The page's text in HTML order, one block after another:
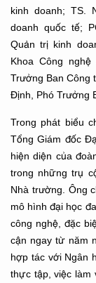
kinh doanh; TS.
doanh quốc tế;
Quản trị kinh
Khoa Công
Trưởng Ban Công
Định, Phó Trưởng
Trong phát biểu
Tổng Giám đốc
hiện diện của
trong những trụ
Nhà trường. Ông
mô hình đại học
công nghệ, đặc
cận ngay từ năm
hợp tác với Ngân
thực tập, việc làm